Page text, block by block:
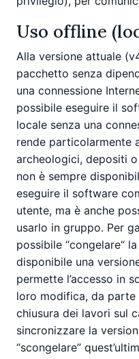
Uso offline
Alla versione attuale
pacchetto senza
una connessione
possibile eseguire il
locale senza una
rende particolarmente
archeologici, depositi
non è sempre
eseguire il software
utente, ma è anche
usarlo in gruppo. Per
possibile “congelare“
disponibile una
permette l’accesso in
loro modifica, da
chiusura dei lavori sul
sincronizzare la
“scongelare”